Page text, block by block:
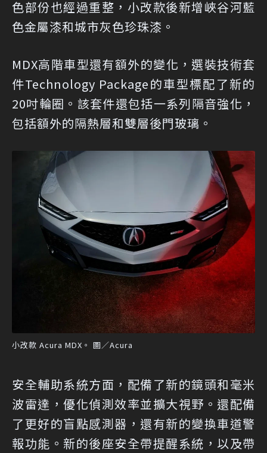
色部份也經過重整，小改款後新增峽谷河藍
色金屬漆和城市灰色珍珠漆。
MDX高階車型還有額外的變化，選裝技術套
件Technology Package的車型標配了新的
20吋輪圈。該套件還包括一系列隔音強化，
包括額外的隔熱層和雙層後門玻璃。
小改款 Acura MDX。 圖／Acura
安全輔助系統方面，配備了新的鏡頭和毫米
波雷達，優化偵測效率並擴大視野。還配備
了更好的盲點感測器，還有新的變換車道警
報功能。新的後座安全帶提醒系統，以及帶